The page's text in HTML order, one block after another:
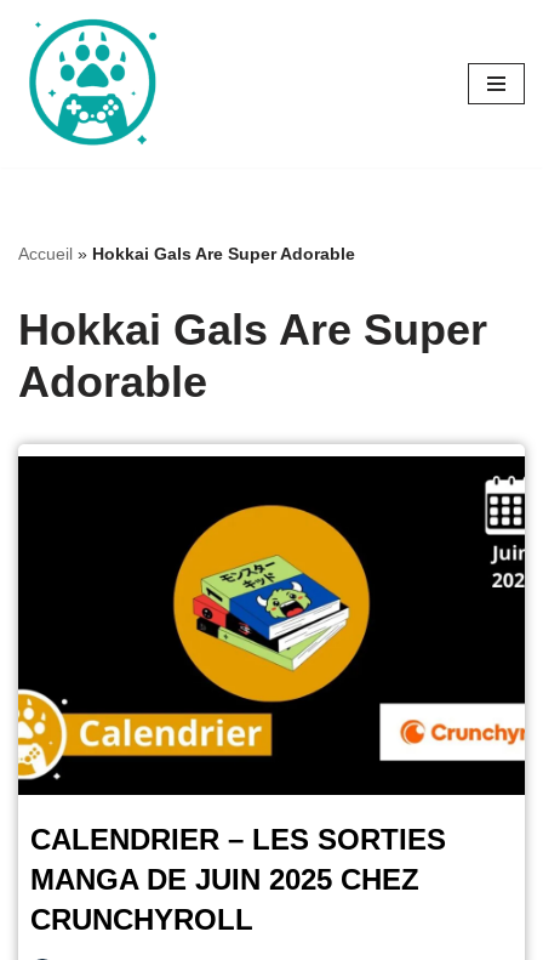
Aller
au
contenu
Accueil » Hokkai Gals Are Super Adorable
Hokkai Gals Are Super
Adorable
CALENDRIER – LES SORTIES
MANGA DE JUIN 2025 CHEZ
CRUNCHYROLL